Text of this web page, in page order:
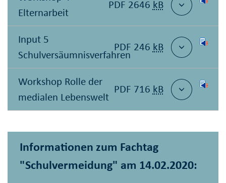
Elternarbeit
PDF 2646 kB
Input 5
Schulversäumnisverfahren
PDF 246 kB
Workshop Rolle der
medialen Lebenswelt
PDF 716 kB
Informationen zum Fachtag
"Schulvermeidung" am 14.02.2020: